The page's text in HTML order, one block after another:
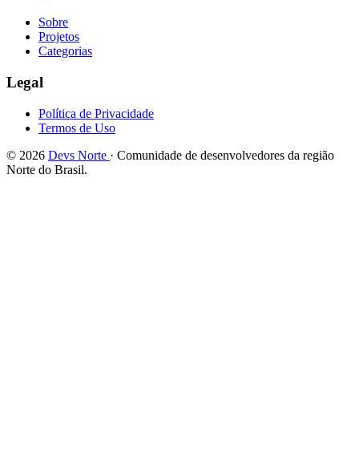
Sobre
Projetos
Categorias
Legal
Política de Privacidade
Termos de Uso
© 2026 Devs Norte · Comunidade de desenvolvedores da região
Norte do Brasil.